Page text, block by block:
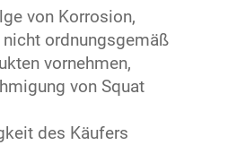
von Korrosion,
ordnungsgemäß
vornehmen,
von Squat
des Käufers